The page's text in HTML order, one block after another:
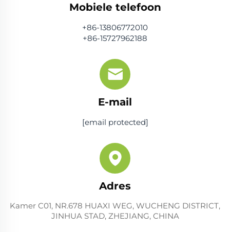
Mobiele telefoon
+86-13806772010
+86-15727962188
E-mail
[email protected]
Adres
Kamer C01, NR.678 HUAXI WEG, WUCHENG DISTRICT,
JINHUA STAD, ZHEJIANG, CHINA